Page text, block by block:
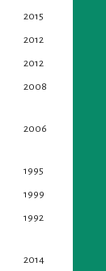
2015
2012
2012
2008
2006
1995
1999
1992
2014